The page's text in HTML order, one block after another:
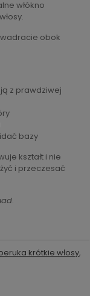
włókno
obok
z prawdziwej
bazy
kształt i nie
i przeczesać
.
krótkie włosy,